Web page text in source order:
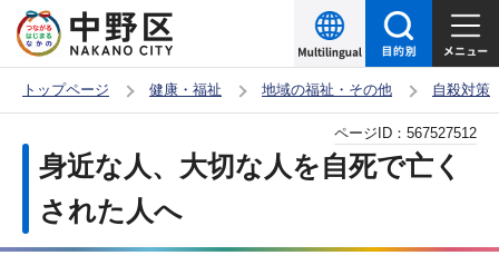
の
ー
トップページ 健康・福祉 地域の福祉・その他 自殺対策
か
身近な人、大切な人を自死で亡く
された人へ
ページID： 567527512